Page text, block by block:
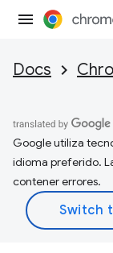
Docs
Google utiliza
idioma preferido.
contener errores.